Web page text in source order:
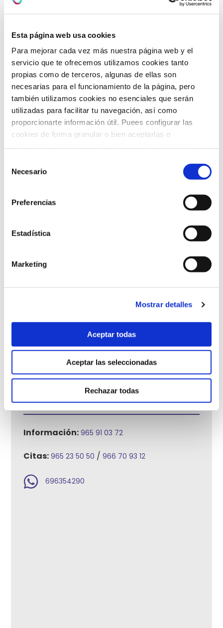
Esta página web usa cookies
Para mejorar cada vez más nuestra página web y el
servicio que te ofrecemos utilizamos cookies tanto
propias como de terceros, algunas de ellas son
necesarias para el funcionamiento de la página, pero
también utilizamos cookies no esenciales que serán
utilizadas para facilitar tu navegación, así como
proporcionarte información útil. Puees configurar las
cookies de forma granular o bien aceptarlas o
política de cookies
Necesario
Preferencias
Estadística
Marketing
Mostrar detalles
Aceptar todas
Aceptar las seleccionadas
Rechazar todas
Centro Médico HLA
VISTAHERMOSA 76
Información: 965 23 31 30
Citas: 965 23 50 50 / 966 70 93 12
696354290
Centro Médico HLA
VISTAHERMOSA 77
Información: 965 91 03 72
Citas: 965 23 50 50 /966 70 93 12
696354290